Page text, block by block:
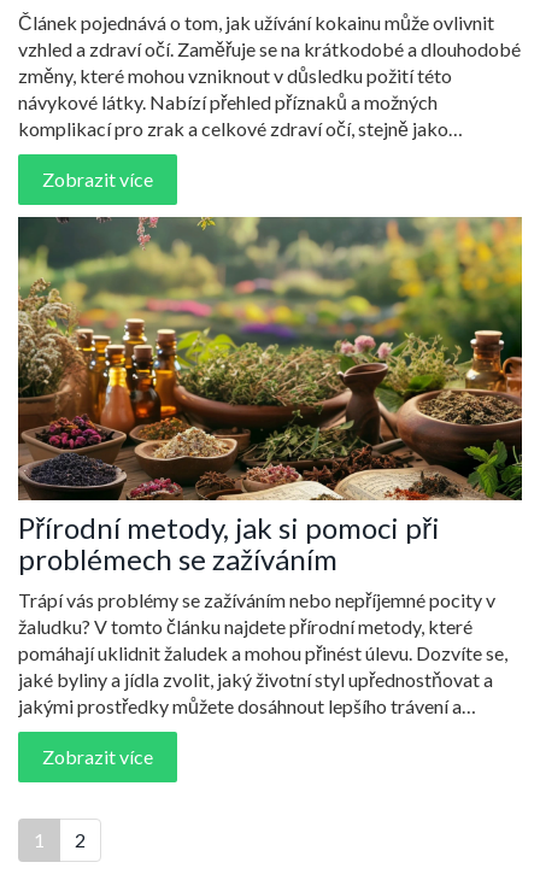
Článek pojednává o tom, jak užívání kokainu může ovlivnit
vzhled a zdraví očí. Zaměřuje se na krátkodobé a dlouhodobé
změny, které mohou vzniknout v důsledku požití této
návykové látky. Nabízí přehled příznaků a možných
komplikací pro zrak a celkové zdraví očí, stejně jako
diskutuje způsoby, jaké pomoci si osobním přístupem při
zneužívání kokainu.
Zobrazit více
Přírodní metody, jak si pomoci při
problémech se zažíváním
Trápí vás problémy se zažíváním nebo nepříjemné pocity v
žaludku? V tomto článku najdete přírodní metody, které
pomáhají uklidnit žaludek a mohou přinést úlevu. Dozvíte se,
jaké byliny a jídla zvolit, jaký životní styl upřednostňovat a
jakými prostředky můžete dosáhnout lepšího trávení a
celkové pohody.
Zobrazit více
1 2